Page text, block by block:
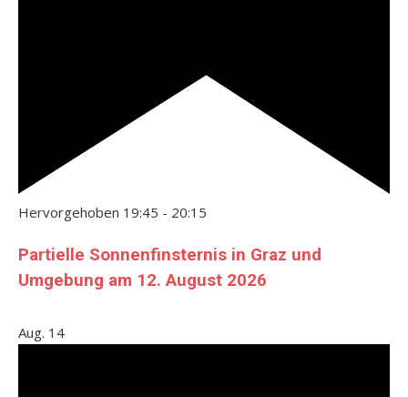
Hervorgehoben 19:45 - 20:15
Partielle Sonnenfinsternis in Graz und
Umgebung am 12. August 2026
Aug. 14